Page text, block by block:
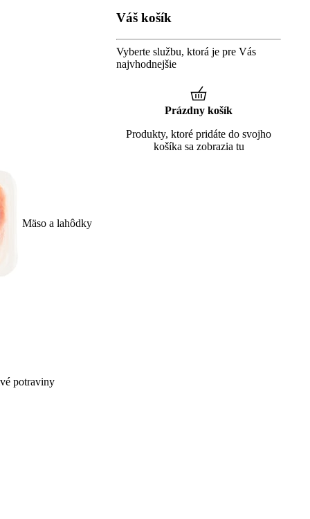
Mäso a lahôdky
potraviny
Váš košík
Vyberte službu, ktorá je pre Vás
najvhodnejšie
Prázdny košík
Produkty, ktoré pridáte do svojho
košíka sa zobrazia tu